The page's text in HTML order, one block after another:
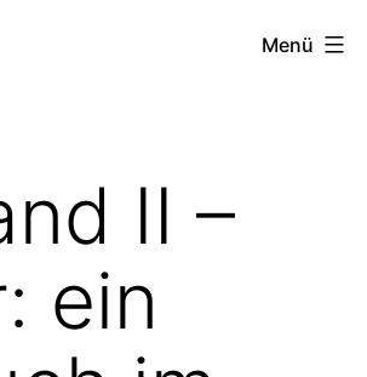
Menü
II –
ein